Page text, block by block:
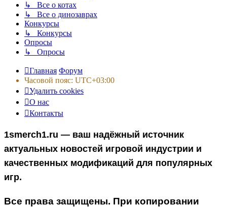
↳ Все о котах
↳ Все о динозаврах
Конкурсы
↳ Конкурсы
Опросы
↳ Опросы
Главная Форум
Часовой пояс: UTC+03:00
Удалить cookies
О нас
Контакты
1smerch1.ru — ваш надёжный источник
актуальных новостей игровой индустрии и
качественных модификаций для популярных
игр.
Все права защищены. При копировании